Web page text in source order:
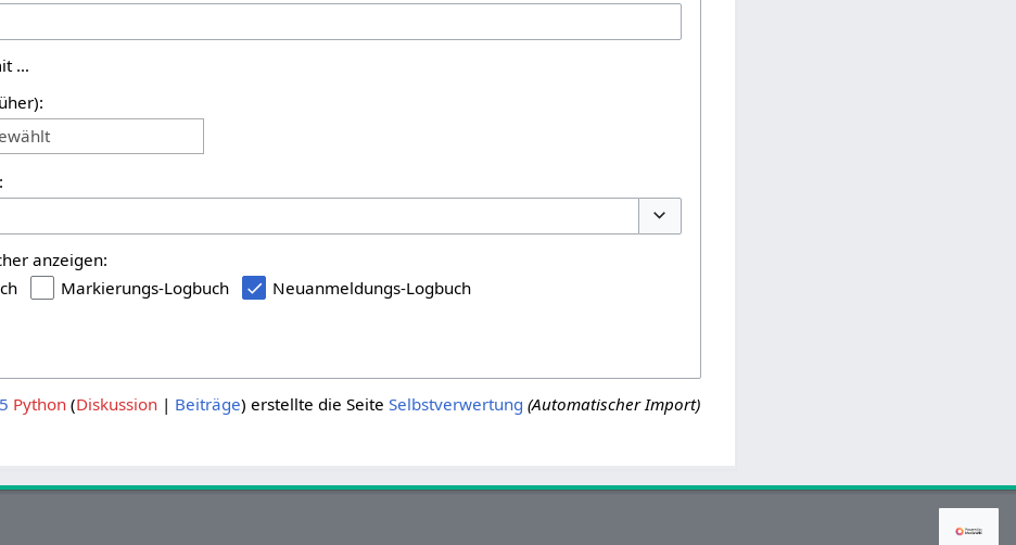
…
anzeigen:
Markierungs-Logbuch Neuanmeldungs-Logbuch
Python Diskussion Beiträge erstellte die Seite Selbstverwertung (Automatischer Import)